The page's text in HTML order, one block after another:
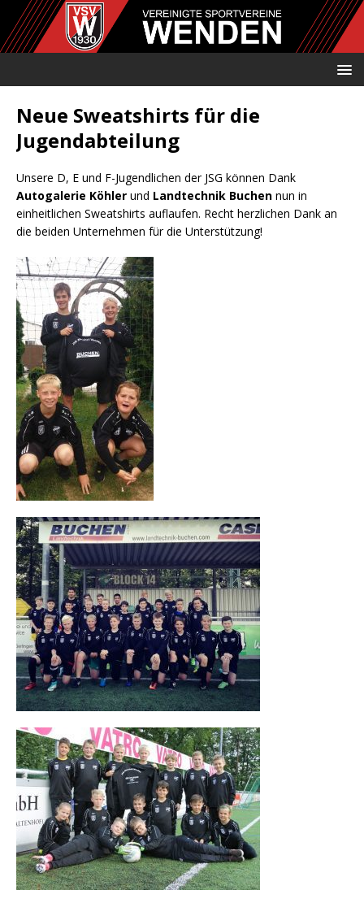
Neue Sweatshirts für die
Jugendabteilung
Unsere D, E und F-Jugendlichen der JSG können Dank
Autogalerie Köhler und Landtechnik Buchen nun in
einheitlichen Sweatshirts auflaufen. Recht herzlichen Dank an
die beiden Unternehmen für die Unterstützung!